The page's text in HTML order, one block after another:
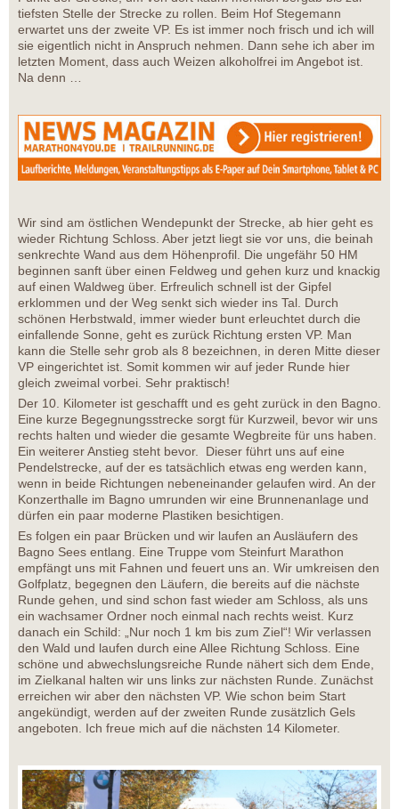
tiefsten Stelle der Strecke zu rollen. Beim Hof Stegemann
erwartet uns der zweite VP. Es ist immer noch frisch und ich will
sie eigentlich nicht in Anspruch nehmen. Dann sehe ich aber im
letzten Moment, dass auch Weizen alkoholfrei im Angebot ist.
Na denn …
Wir sind am östlichen Wendepunkt der Strecke, ab hier geht es
wieder Richtung Schloss. Aber jetzt liegt sie vor uns, die beinah
senkrechte Wand aus dem Höhenprofil. Die ungefähr 50 HM
beginnen sanft über einen Feldweg und gehen kurz und knackig
auf einen Waldweg über. Erfreulich schnell ist der Gipfel
erklommen und der Weg senkt sich wieder ins Tal. Durch
schönen Herbstwald, immer wieder bunt erleuchtet durch die
einfallende Sonne, geht es zurück Richtung ersten VP. Man
kann die Stelle sehr grob als 8 bezeichnen, in deren Mitte dieser
VP eingerichtet ist. Somit kommen wir auf jeder Runde hier
gleich zweimal vorbei. Sehr praktisch!
Der 10. Kilometer ist geschafft und es geht zurück in den Bagno.
Eine kurze Begegnungsstrecke sorgt für Kurzweil, bevor wir uns
rechts halten und wieder die gesamte Wegbreite für uns haben.
Ein weiterer Anstieg steht bevor. Dieser führt uns auf eine
Pendelstrecke, auf der es tatsächlich etwas eng werden kann,
wenn in beide Richtungen nebeneinander gelaufen wird. An der
Konzerthalle im Bagno umrunden wir eine Brunnenanlage und
dürfen ein paar moderne Plastiken besichtigen.
Es folgen ein paar Brücken und wir laufen an Ausläufern des
Bagno Sees entlang. Eine Truppe vom Steinfurt Marathon
empfängt uns mit Fahnen und feuert uns an. Wir umkreisen den
Golfplatz, begegnen den Läufern, die bereits auf die nächste
Runde gehen, und sind schon fast wieder am Schloss, als uns
ein wachsamer Ordner noch einmal nach rechts weist. Kurz
danach ein Schild: „Nur noch 1 km bis zum Ziel“! Wir verlassen
den Wald und laufen durch eine Allee Richtung Schloss. Eine
schöne und abwechslungsreiche Runde nähert sich dem Ende,
im Zielkanal halten wir uns links zur nächsten Runde. Zunächst
erreichen wir aber den nächsten VP. Wie schon beim Start
angekündigt, werden auf der zweiten Runde zusätzlich Gels
angeboten. Ich freue mich auf die nächsten 14 Kilometer.